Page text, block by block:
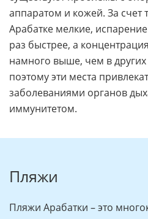
существуют проблемы с
аппаратом и кожей. За счет
Арабатке мелкие,
раз быстрее, а
намного выше, чем в других
поэтому эти места
заболеваниями органов
Пляжи